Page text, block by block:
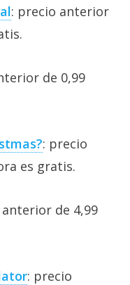
: precio anterior
de 0,99
: precio
es gratis.
de 4,99
: precio